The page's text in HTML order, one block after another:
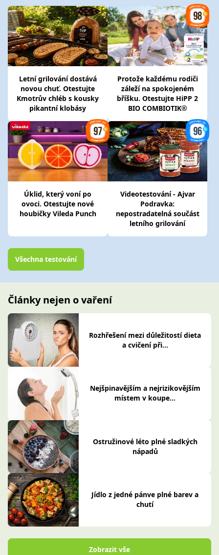
Letní grilování dostává
novou chuť. Otestujte
Kmotrův chléb s kousky
pikantní klobásy
Protože každému rodiči
záleží na spokojeném
bříšku. Otestujte HiPP 2
BIO COMBIOTIK®
Úklid, který voní po
ovoci. Otestujte nové
houbičky Vileda Punch
Videotestování - Ajvar
Podravka:
nepostradatelná součást
letního grilování
Všechna testování
Články nejen o vaření
Rozhřešení mezi důležitostí dieta
a cvičení při...
Nejšpinavějším a nejrizikovějším
místem v koupe...
Ostružinové léto plné sladkých
nápadů
Jídlo z jedné pánve plné barev a
chutí
Zobrazit vše